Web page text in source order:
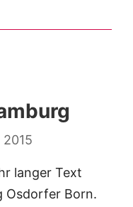
langer Text
Osdorfer Born.